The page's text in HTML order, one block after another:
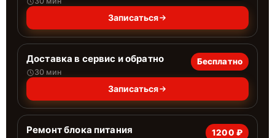
Записаться
Доставка в сервис и обратно
30 мин
Бесплатно
Записаться
Ремонт блока питания 1200 ₽